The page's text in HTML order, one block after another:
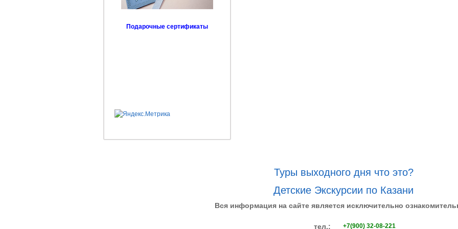
Подарочные сертификаты
Туры выходного дня что это?
Детские Экскурсии по Казани
Вся информация на сайте является исключительно
тел.: +7(900) 32-08-221